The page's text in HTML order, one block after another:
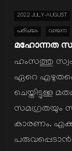
2022 JULY-AUGUST
പരിചയം വായന
മഹോന്നത
ഹംസത്തു
ഏറെ
ചെയ്തിട്ടുള്ള
സമഗ്രതയും
കാരണം.